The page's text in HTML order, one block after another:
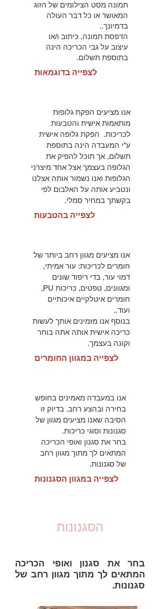
תמונה מסט הצילומים של הזוג
המאושר או כל דבר העולה
בדמיונך..
הדפסת תמונה, כיתוב ו/או
עיצוב על גבי הכריכה הינה
בתוספת תשלום.
לצפייה בדוגמאות
אנו מציעים הפקת גלופות
מותאמות אישית והטבעות
לכריכות. הפקת גלופה אישית
ע"י המעבדה הינה בתוספת
תשלום, אך תוכל להפיק את
הגלופה בעצמך אצל אחד מיצרני
הגלופות ואנו נשמור אותה אצלנו
ונטביע אותה על האלבום לפי
בקשתך במחיר סמלי.
לצפייה בהטבעות
אנו מציעים מגוון רחב ביותר של
חומרים לכריכות: עור אמיתי,
דמוי עור, בדי ריפוד שונים
ומגוונים, טפטים, כריכות PU,
חומרים איטלקיים איכותיים
ועוד..
בנוסף אנו מזמינים אותך לעשות
כריכה אישית אותה אתה בוחר
וקונה בעצמך.
לצפייה במגוון החומרים
אנו במעבדה מאמינים בחופש
בחירה ובהצע רחב. בדיוק זו
הסיבה שאנו מציעים מגוון של
סגנונות וסוגי כריכות.
בחר את סגנון ואופי הכריכה
המתאים לך מתוך מגוון רחב
של סגנונות.
לצפייה במגוון הסגנונות
הסגנונות
בחר את סגנון ואופי הכריכה
המתאים לך מתוך מגוון רחב של
סגנונות.